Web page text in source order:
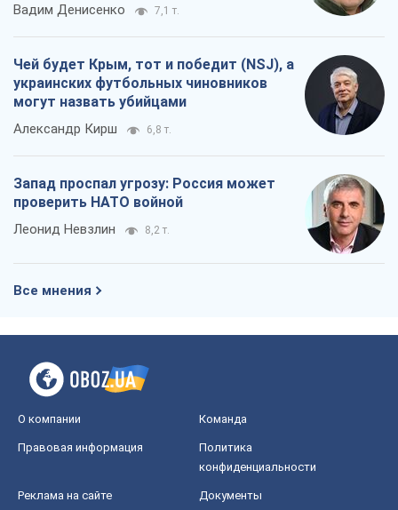
Вадим Денисенко 7,1 т.
Чей будет Крым, тот и победит (NSJ), а
украинских футбольных чиновников
могут назвать убийцами
Александр Кирш 6,8 т.
Запад проспал угрозу: Россия может
проверить НАТО войной
Леонид Невзлин 8,2 т.
Все мнения
О компании Команда
Правовая информация
Политика
конфиденциальности
Реклама на сайте Документы